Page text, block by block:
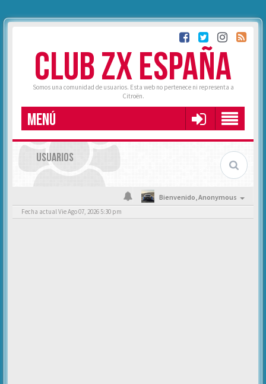
CLUB ZX ESPAÑA
Somos una comunidad de usuarios. Esta web no pertenece ni representa a
Citroën.
MENÚ
USUARIOS
Bienvenido,Anonymous
Fecha actual Vie Ago 07, 2026 5:30 pm